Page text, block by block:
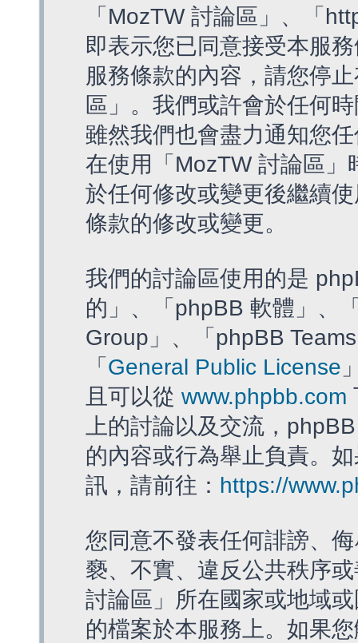
「MozTW 討論區」、「
即表示您已同意接受本服
服務條款的內容，請您停
區」。我們或許會於任何
雖然我們也會盡力通知您
在使用「MozTW 討論區
於任何修改或變更後繼續
條款的修改或變更。
我們的討論區使用的是
的」、「phpBB 軟體」、
Group」、「phpBB
「 General Public License
且可以從 www.phpbb.com
上的討論以及交流，
的內容或行為舉止負責。
訊，請前往： https://
您同意不發表任何誹謗、
褻、不實、違反公共秩序
討論區」所在國家或地域
的檔案於本服務上。如果